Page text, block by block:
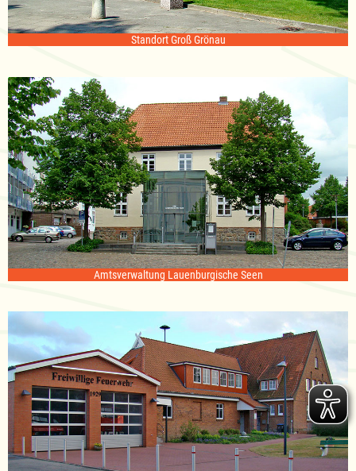
Standort Groß Grönau
Amtsverwaltung Lauenburgische Seen